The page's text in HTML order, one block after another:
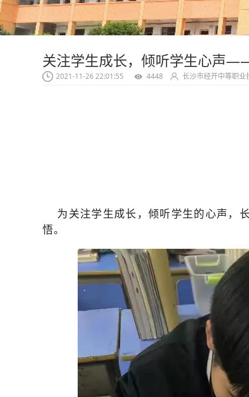
关注学生成长，倾听学生心声
2021-11-26 22:01:55 4448 长沙市经开中等职业
为关注学生成长，倾听学生的心声，
悟。